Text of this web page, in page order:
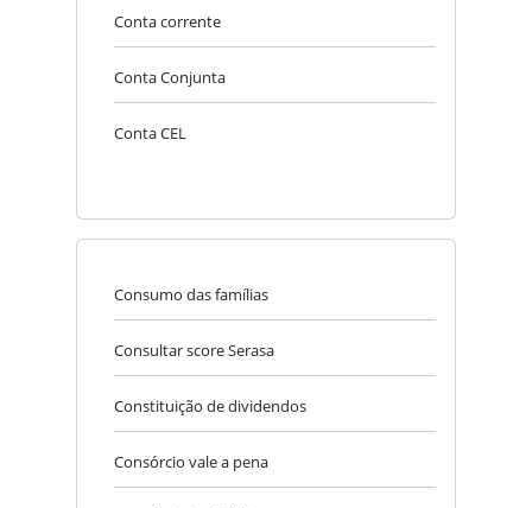
Conta corrente
Conta Conjunta
Conta CEL
Consumo das famílias
Consultar score Serasa
Constituição de dividendos
Consórcio vale a pena